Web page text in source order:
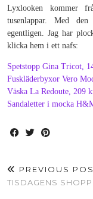
Lyxlooken kommer
tusenlappar. Med
egentligen. Jag har
klicka hem i ett nafs:
Spetstopp Gina Tricot,
Fuskläderbyxor Vero
Väska La Redoute, 209
Sandaletter i mocka
PREVIOUS
TISDAGENS